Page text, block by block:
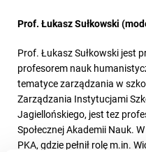
Prof. Łukasz Sułkowski
Prof. Łukasz Sułkowski jest
profesorem nauk
tematyce zarządzania w
Zarządzania Instytucjami
Jagiellońskiego, jest tez
Społecznej Akademii Nauk.
PKA, gdzie pełnił rolę m.in.